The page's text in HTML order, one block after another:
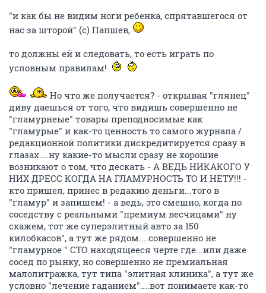
"и как бы не видим ноги ребенка, спрятавшегося от
нас за шторой" (с) Папшев,
то должны ей и следовать, то есть играть по
условным правилам!
Но что же получается? - открывая "глянец"
диву даешься от того, что видишь совершенно не
"гламурнеые" товары преподносимые как
"гламурые" и как-то ценность то самого журнала /
редакционной политики дискредитируется сразу в
глазах....ну какие-то мысли сразу не хорошие
возникают о том, что дескать - А ВЕДЬ НИКАКОГО У
НИХ ДРЕСС КОГДА НА ГЛАМУРНОСТЬ ТО И НЕТУ!!! -
кто пришел, принес в редакию деньги...того в
"гламур" и запишем! - а ведь, это смешно, когда по
соседству с реальными "премиум весчицами" ну
скажем, тот же суперэлитный авто за 150
килобкасов", а тут же рядом....совершенно не
"гламурное " СТО находящееся черте где...или даже
сосед по рынку, но совершенно не премиальная
малолитражка, тут типа "элитная клиника", а тут же
условно "лечение гаданием"....вот понимаете как-то